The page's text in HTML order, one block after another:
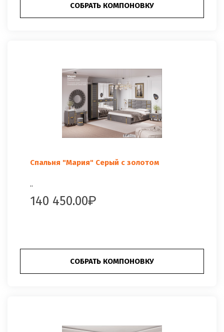
СОБРАТЬ КОМПОНОВКУ
Спальня "Мария" Серый с золотом
..
140 450.00
СОБРАТЬ КОМПОНОВКУ